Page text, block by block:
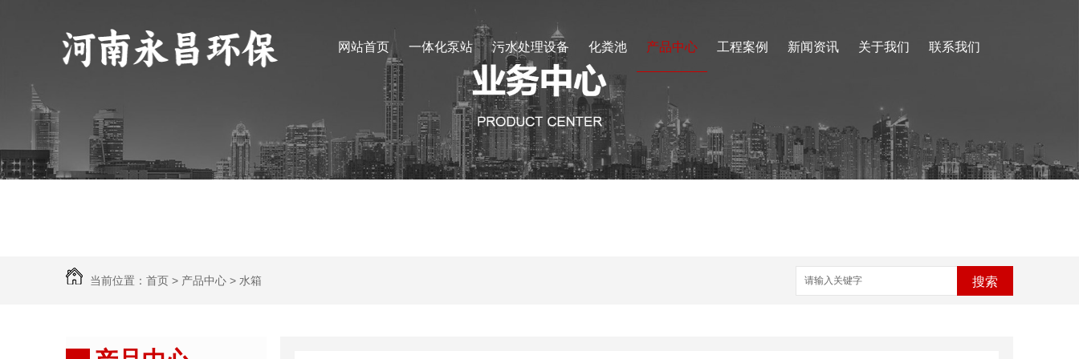
网站首页 一体化泵站 污水处理设备 化粪池 产品中心 工程案例 新闻资讯 关于我们 联系我们
当前位置： 首页 > 产品中心 > 水箱 搜索